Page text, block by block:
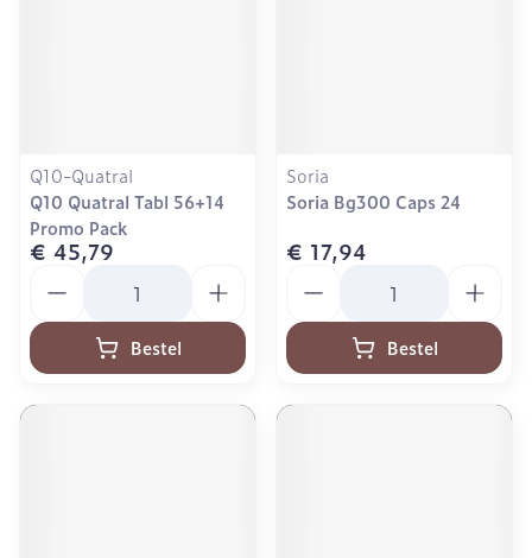
Q10-Quatral
Q10 Quatral Tabl 56+14
Promo Pack
€ 45,79
Bestel
Soria
Soria Bg300 Caps 24
€ 17,94
Bestel